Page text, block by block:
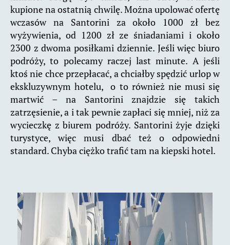
kupione na ostatnią chwilę. Można upolować ofertę
wczasów na Santorini za około 1000 zł bez
wyżywienia, od 1200 zł ze śniadaniami i około
2300 z dwoma posiłkami dziennie. Jeśli więc biuro
podróży, to polecamy raczej last minute. A jeśli
ktoś nie chce przepłacać, a chciałby spędzić urlop w
ekskluzywnym hotelu, o to również nie musi się
martwić – na Santorini znajdzie się takich
zatrzęsienie, a i tak pewnie zapłaci się mniej, niż za
wycieczkę z biurem podróży. Santorini żyje dzięki
turystyce, więc musi dbać też o odpowiedni
standard. Chyba ciężko trafić tam na kiepski hotel.